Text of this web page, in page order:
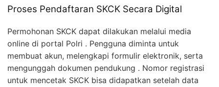
Proses Pendaftaran SKCK Secara Digital
Permohonan SKCK dapat dilakukan melalui media
online di portal Polri . Pengguna diminta untuk
membuat akun, melengkapi formulir elektronik, serta
mengunggah dokumen pendukung . Nomor registrasi
untuk mencetak SKCK bisa didapatkan setelah data